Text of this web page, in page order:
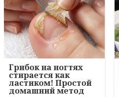
Грибок на ногтях
стирается как
ластиком! Простой
домашний метод